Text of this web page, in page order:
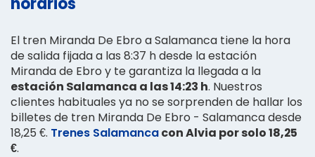
El tren Miranda De Ebro a Salamanca tiene la hora
de salida fijada a las 8:37 h desde la estación
Miranda de Ebro y te garantiza la llegada a la
estación Salamanca a las 14:23 h. Nuestros
clientes habituales ya no se sorprenden de hallar los
billetes de tren Miranda De Ebro - Salamanca desde
18,25 €. Trenes Salamancacon Alvia por solo 18,25
€.